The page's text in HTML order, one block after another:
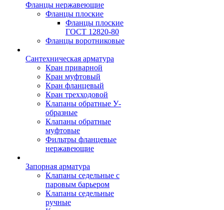
Фланцы нержавеющие
Фланцы плоские
Фланцы плоские
ГОСТ 12820-80
Фланцы воротниковые
Сантехническая арматура
Кран приварной
Кран муфтовый
Кран фланцевый
Кран трехходовой
Клапаны обратные У-
образные
Клапаны обратные
муфтовые
Фильтры фланцевые
нержавеющие
Запорная арматура
Клапаны седельные с
паровым барьером
Клапаны седельные
ручные